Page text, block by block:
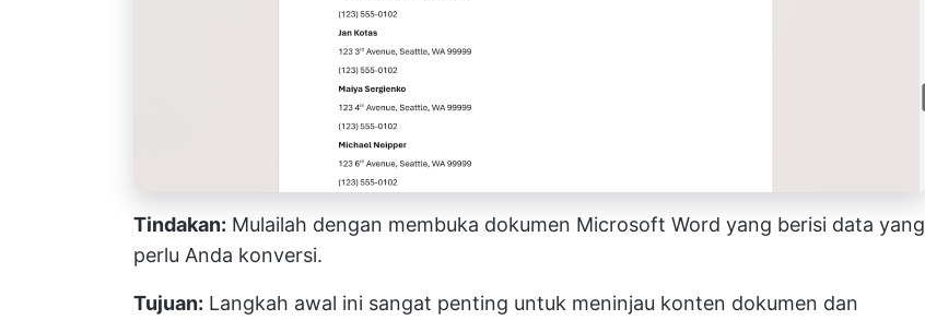
Tindakan: Mulailah dengan membuka dokumen Microsoft Word yang berisi data yang
perlu Anda konversi.
Tujuan: Langkah awal ini sangat penting untuk meninjau konten dokumen dan